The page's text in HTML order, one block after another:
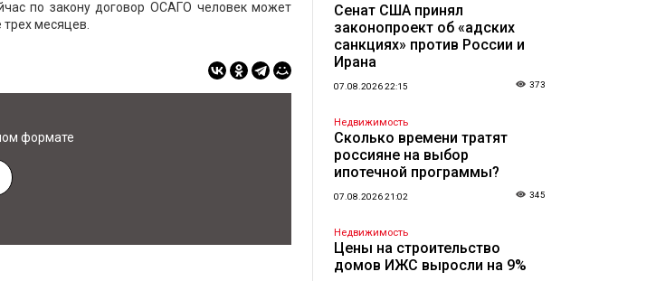
по закону договор ОСАГО человек может
месяцев.
формате
Сенат США принял
законопроект об «адских
санкциях» против России и
Ирана
07.08.2026 22:15 373
Недвижимость
Сколько времени тратят
россияне на выбор
ипотечной программы?
07.08.2026 21:02 345
Недвижимость
Цены на строительство
домов ИЖС выросли на 9%